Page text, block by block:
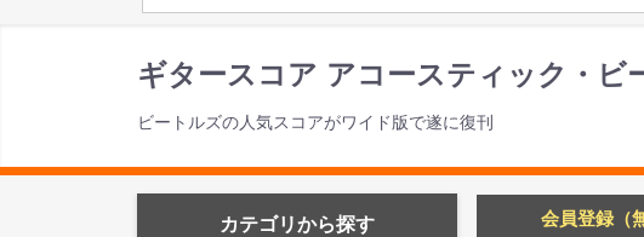
ギタースコア アコースティック・ビ
ビートルズの人気スコアがワイド版で遂に復刊
カテゴリから探す 会員登録（